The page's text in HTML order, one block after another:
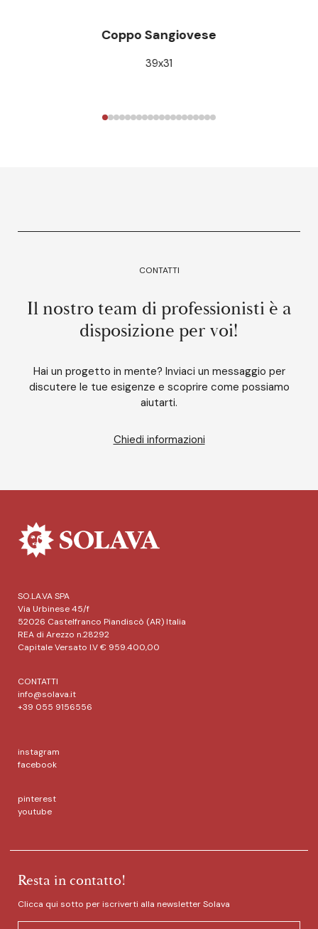
Coppo Sangiovese
39x31
CONTATTI
Il nostro team di professionisti è a
disposizione per voi!
Hai un progetto in mente? Inviaci un messaggio per
discutere le tue esigenze e scoprire come possiamo
aiutarti.
Chiedi informazioni
SO.LA.VA SPA
Via Urbinese 45/f
52026 Castelfranco Piandiscò (AR) Italia
REA di Arezzo n.28292
Capitale Versato I.V € 959.400,00
CONTATTI
info@solava.it
+39 055 9156556
instagram
facebook
pinterest
youtube
Resta in contatto!
Clicca qui sotto per iscriverti alla newsletter Solava